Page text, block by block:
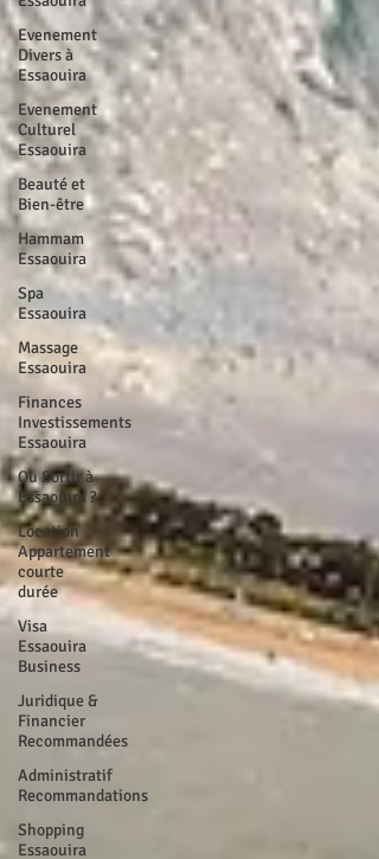
Evenement
Divers à
Essaouira
Evenement
Culturel
Essaouira
Beauté et
Bien-être
Hammam
Essaouira
Spa
Essaouira
Massage
Essaouira
Finances
Investissements
Essaouira
Ou Sortir à
Essaouira ?
Location
Appartement
courte
durée
Visa
Essaouira
Business
Juridique &
Financier
Recommandées
Administratif
Recommandations
Shopping
Essaouira